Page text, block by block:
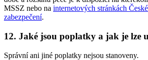
MSSZ nebo na internetových stránkách
zabezpečení.
12. Jaké jsou poplatky a jak je lze
Správní ani jiné poplatky nejsou stanoveny.